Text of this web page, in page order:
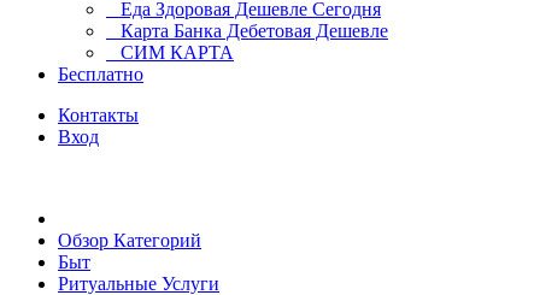
Еда Здоровая Дешевле Сегодня
Карта Банка Дебетовая Дешевле
СИМ КАРТА
Бесплатно
Контакты
Вход
Обзор Категорий
Быт
Ритуальные Услуги